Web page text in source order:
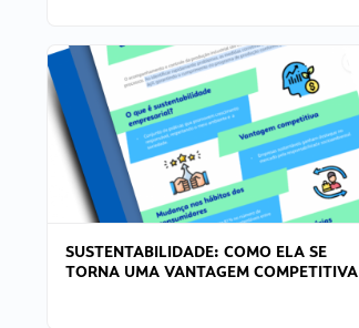
SUSTENTABILIDADE: COMO ELA SE
TORNA UMA VANTAGEM COMPETITIVA